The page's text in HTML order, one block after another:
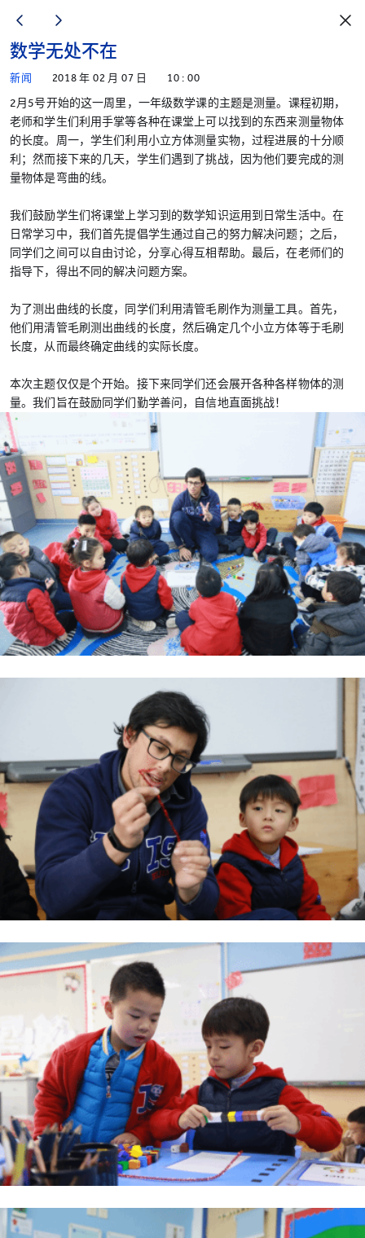
数学无处不在
新闻 2018 年 02 月 07 日 10 : 00
2月5号开始的这一周里，一年级数学课的主题是测量。课程初期，
老师和学生们利用手掌等各种在课堂上可以找到的东西来测量物体
的长度。周一，学生们利用小立方体测量实物，过程进展的十分顺
利；然而接下来的几天，学生们遇到了挑战，因为他们要完成的测
量物体是弯曲的线。
我们鼓励学生们将课堂上学习到的数学知识运用到日常生活中。在
日常学习中，我们首先提倡学生通过自己的努力解决问题；之后，
同学们之间可以自由讨论，分享心得互相帮助。最后，在老师们的
指导下，得出不同的解决问题方案。
为了测出曲线的长度，同学们利用清管毛刷作为测量工具。首先，
他们用清管毛刷测出曲线的长度，然后确定几个小立方体等于毛刷
长度，从而最终确定曲线的实际长度。
本次主题仅仅是个开始。接下来同学们还会展开各种各样物体的测
量。我们旨在鼓励同学们勤学善问，自信地直面挑战！